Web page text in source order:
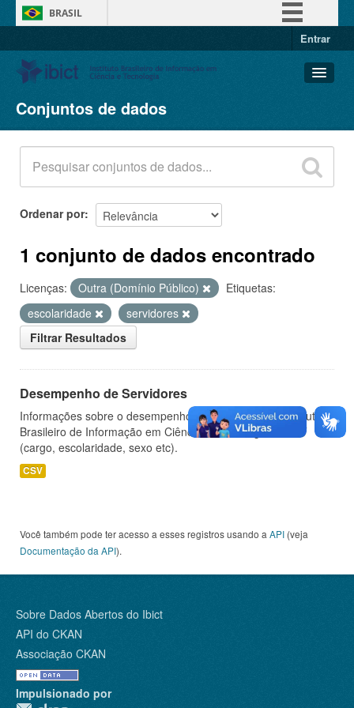
BRASIL
Entrar
Conjuntos de dados
Organizações
Grupos
Sobre
Conjuntos de dados
Ordenar por
1 conjunto de dados encontrado
Licenças: Outra (Domínio Público)
Etiquetas:
escolaridade
servidores
Filtrar Resultados
Desempenho de Servidores
Informações sobre o desempenho de servidores do Instituto
Brasileiro de Informação em Ciência e Tecnologia - IBICT
(cargo, escolaridade, sexo etc).
CSV
Você também pode ter acesso a esses registros usando a API (veja
Documentação da API).
Sobre Dados Abertos do Ibict
API do CKAN
Associação CKAN
Impulsionado por